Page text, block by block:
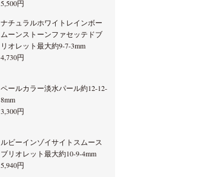
5,500円
ナチュラルホワイトレインボー
ムーンストーンファセッテドブ
リオレット最大約9-7-3mm
4,730円
ペールカラー淡水パール約12-12-
8mm
3,300円
ルビーインゾイサイトスムース
ブリオレット最大約10-9-4mm
5,940円